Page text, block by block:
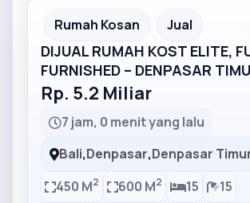
Partner Ad
Rumah Kosan Jual
DIJUAL RUMAH KOST ELITE,
FURNISHED – DENPASAR
Rp. 5.2 Miliar
7 jam, 0 menit yang lalu
Bali,Denpasar,Denpasar
450 M2 600 M2 15 15